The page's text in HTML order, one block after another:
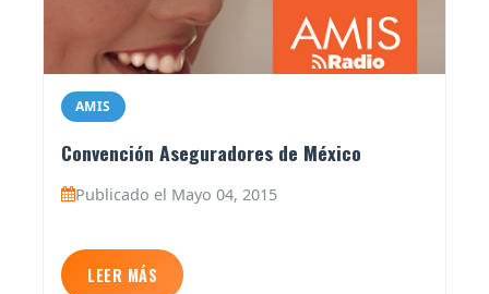
AMIS
Convención Aseguradores de México
Publicado el Mayo 04, 2015
LEER MÁS